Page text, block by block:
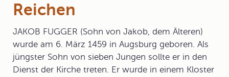
Reichen
JAKOB FUGGER (Sohn von Jakob, dem Älteren)
wurde am 6. März 1459 in Augsburg geboren. Als
jüngster Sohn von sieben Jungen sollte er in den
Dienst der Kirche treten. Er wurde in einem Kloster